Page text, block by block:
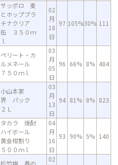
サッポロ 麦
とホッププラ
チナクリア
缶 ３５０ｍ
ｌ
02
月
18
日
97 105%30% 111
ペリート・カ
ルメネール
７５０ｍｌ
03
月
05
日
96 66% 8% 484
小山本家
界 パック
２Ｌ
03
月
13
日
94 81% 8% 823
タカラ 焼酎
ハイボール
黄金柑割り
５００ｍｌ
04
月
16
日
93 90% 5% 140
松竹梅 春の
02